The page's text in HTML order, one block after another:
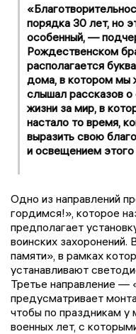
порядка 30 лет, но
особенный, —
Рождественском
располагается
дома, в котором мы
слышал рассказов
жизни за мир, в
настало то время,
выразить свою
и освещением
Одно из направлений
гордимся!», которое
предполагает
воинских
памяти», в рамках
устанавливают
Третье направление
предусматривает
чтобы по праздникам у
военных лет, с